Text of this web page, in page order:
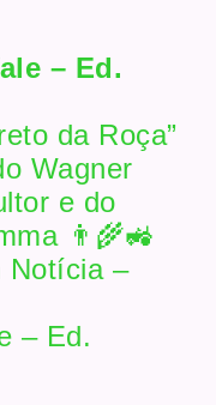
– Ed.
da Roça”
Wagner
e do
👨‍🌾🚜
Notícia –
– Ed.